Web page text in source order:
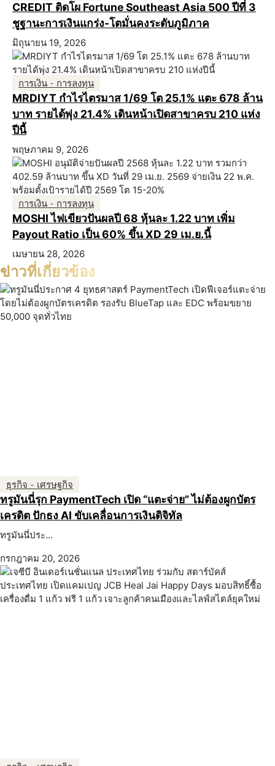
CREDIT ติดโผ Fortune Southeast Asia 500 ปีที่ 3
ชูฐานะการเงินแกร่ง-โตมั่นคงระดับภูมิภาค
มิถุนายน 19, 2026
การเงิน - การลงทุน
MRDIYT กำไรไตรมาส 1/69 โต 25.1% แตะ 678 ล้าน
บาท รายได้พุ่ง 21.4% เดินหน้าเปิดสาขาครบ 210 แห่ง
ปีนี้
พฤษภาคม 9, 2026
การเงิน - การลงทุน
MOSHI ไฟเขียวปันผลปี 68 หุ้นละ 1.22 บาท เพิ่ม
Payout Ratio เป็น 60% ขึ้น XD 29 เม.ย.นี้
เมษายน 28, 2026
ข่าวที่เกี่ยวข้อง
ธุรกิจ - เศรษฐกิจ
ทรูมันนี่รุก PaymentTech เปิด “แตะจ่าย” ไม่ต้องผูกบัตร
เครดิต ปักธง AI ขับเคลื่อนการเงินดิจิทัล
ทรูมันนี่ประ...
กรกฎาคม 20, 2026